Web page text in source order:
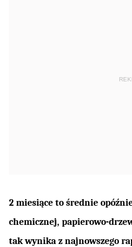
2 miesiące to średnie
chemicznej, papierowo-
tak wynika z najnowszego